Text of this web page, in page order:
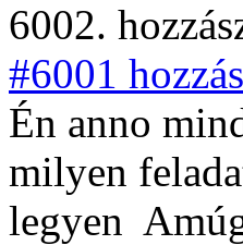
6002.
#6001
Én anno
milyen
legyen